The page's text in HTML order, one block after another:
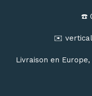
☎️
✉️
Livraison en